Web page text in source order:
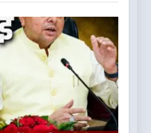
के मालिक दीपक